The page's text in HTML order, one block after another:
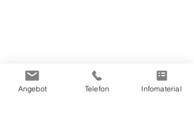
Produkte & Akademie
Arteriograph
Angebot Telefon Infomaterial